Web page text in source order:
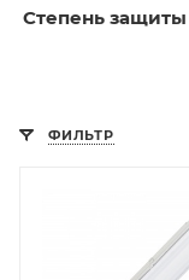
Степень защиты
ФИЛЬТР